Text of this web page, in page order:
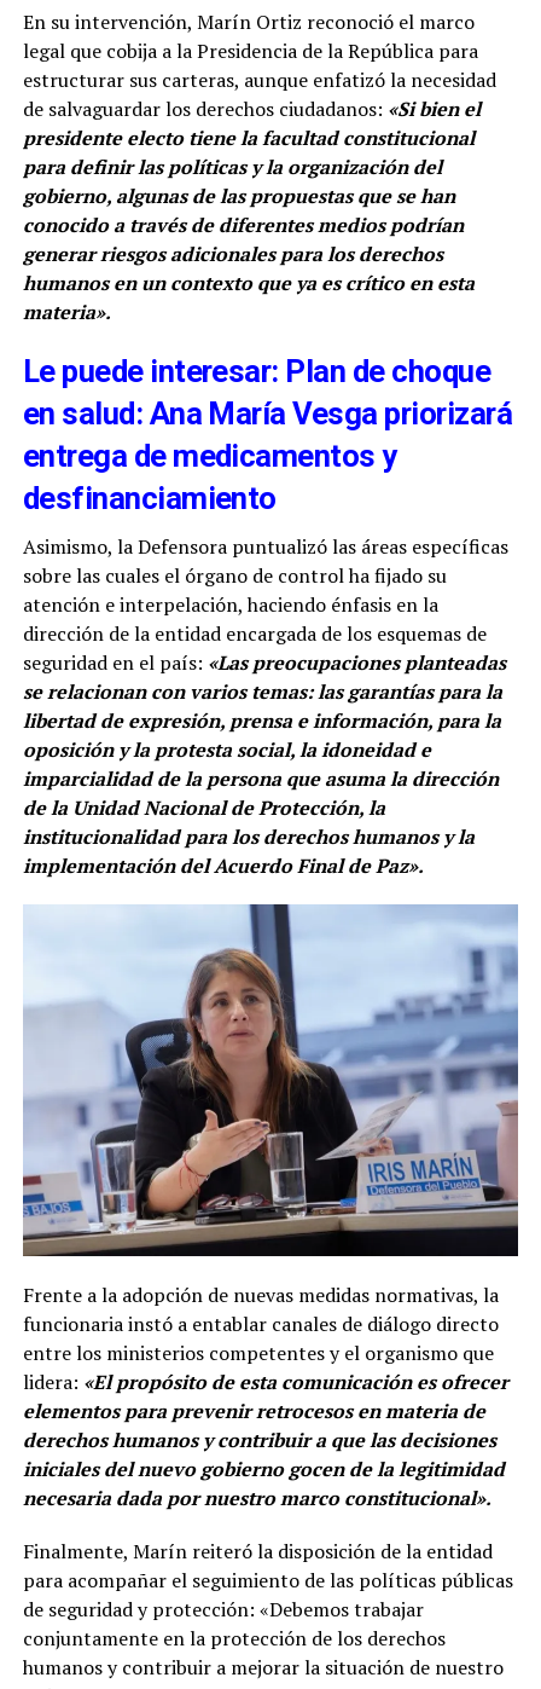
En su intervención, Marín Ortiz reconoció el marco
legal que cobija a la Presidencia de la República para
estructurar sus carteras, aunque enfatizó la necesidad
de salvaguardar los derechos ciudadanos: «Si bien el
presidente electo tiene la facultad constitucional
para definir las políticas y la organización del
gobierno, algunas de las propuestas que se han
conocido a través de diferentes medios podrían
generar riesgos adicionales para los derechos
humanos en un contexto que ya es crítico en esta
materia».
Le puede interesar: Plan de choque
en salud: Ana María Vesga priorizará
entrega de medicamentos y
desfinanciamiento
Asimismo, la Defensora puntualizó las áreas específicas
sobre las cuales el órgano de control ha fijado su
atención e interpelación, haciendo énfasis en la
dirección de la entidad encargada de los esquemas de
seguridad en el país: «Las preocupaciones planteadas
se relacionan con varios temas: las garantías para la
libertad de expresión, prensa e información, para la
oposición y la protesta social, la idoneidad e
imparcialidad de la persona que asuma la dirección
de la Unidad Nacional de Protección, la
institucionalidad para los derechos humanos y la
implementación del Acuerdo Final de Paz».
Frente a la adopción de nuevas medidas normativas, la
funcionaria instó a entablar canales de diálogo directo
entre los ministerios competentes y el organismo que
lidera: «El propósito de esta comunicación es ofrecer
elementos para prevenir retrocesos en materia de
derechos humanos y contribuir a que las decisiones
iniciales del nuevo gobierno gocen de la legitimidad
necesaria dada por nuestro marco constitucional».
Finalmente, Marín reiteró la disposición de la entidad
para acompañar el seguimiento de las políticas públicas
de seguridad y protección: «Debemos trabajar
conjuntamente en la protección de los derechos
humanos y contribuir a mejorar la situación de nuestro